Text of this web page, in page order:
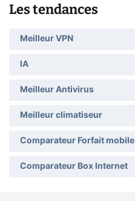
Les tendances
Meilleur VPN
IA
Meilleur Antivirus
Meilleur climatiseur
Comparateur Forfait mobile
Comparateur Box Internet